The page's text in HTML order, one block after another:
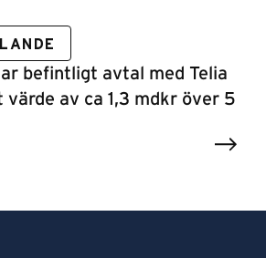
befintligt avtal med Telia
av ca 1,3 mdkr över 5